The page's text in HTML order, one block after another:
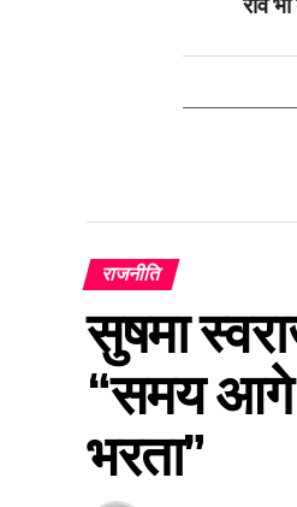
राजनीति
सुषमा
“समय आगे
भरता”